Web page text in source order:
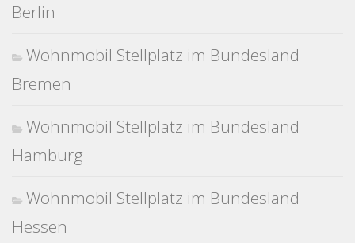
Berlin
Wohnmobil Stellplatz im Bundesland
Bremen
Wohnmobil Stellplatz im Bundesland
Hamburg
Wohnmobil Stellplatz im Bundesland
Hessen